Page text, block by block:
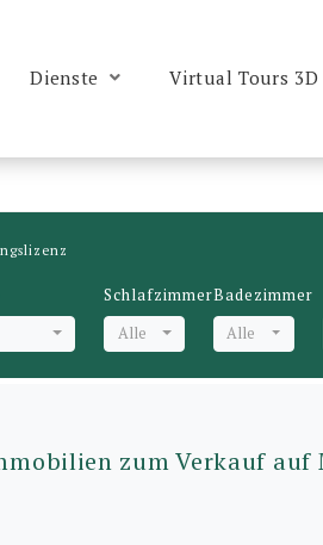
Dienste Virtual Tours 3D
Schlafzimmer
Alle
Badezimmer
Alle
zum Verkauf auf